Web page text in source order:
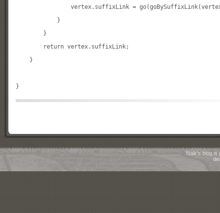
vertex.suffixLink =
            }
        }
        return vertex.suffixLink;
    }
Naik's blog